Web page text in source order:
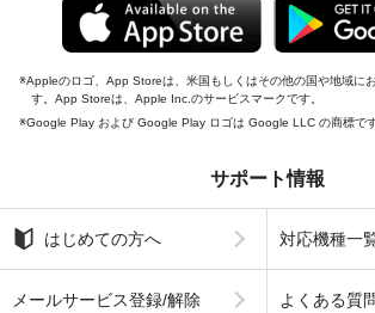
Appleのロゴ、App Storeは、米国もしくはその他の国や地域に
す。App Storeは、Apple Inc.のサービスマークです。
Google Play および Google Play ロゴは Google LLC の商標です
サポート情報
はじめての方へ 対応機種一
メールサービス登録/解除 よくある質